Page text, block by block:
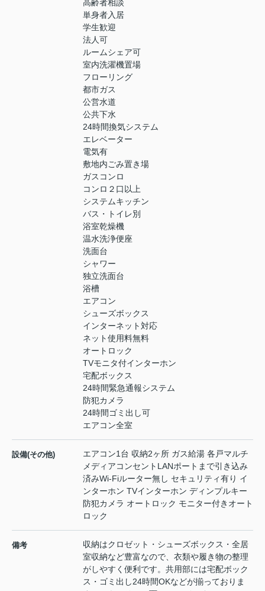
高齢者相談
単身者入居
学生歓迎
法人可
ルームシェア可
室内洗濯機置場
フローリング
都市ガス
公営水道
公共下水
24時間換気システム
エレベーター
電気有
敷地内ごみ置き場
ガスコンロ
コンロ２口以上
システムキッチン
バス・トイレ別
浴室乾燥機
温水洗浄便座
洗面台
シャワー
独立洗面台
浴槽
エアコン
シューズボックス
インターネット対応
ネット使用料無料
オートロック
TVモニタ付インターホン
宅配ボックス
24時間緊急通報システム
防犯カメラ
24時間ゴミ出し可
エアコン全室
設備(その他)
エアコン1台 収納2ヶ所 ガス給湯 各戸マルチ
メディアコンセントLANポートまで引き込み
済みWi-Fiルーター無し セキュリティ有り イ
ンターホン TVインターホン ディンプルキー
防犯カメラ オートロック モニター付きオート
ロック
備考
収納はクロゼット・シューズボックス・全居
室収納など豊富なので、衣類や履き物の整理
がしやすく便利です。共用部には宅配ボック
ス・ゴミ出し24時間OKなどが揃っておりま